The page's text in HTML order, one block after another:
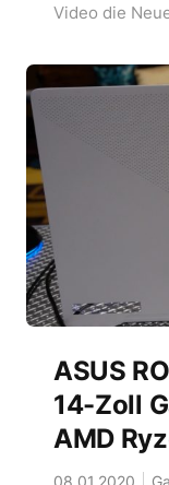
Video die
ASUS
14-Zoll
AMD
08.01.2020